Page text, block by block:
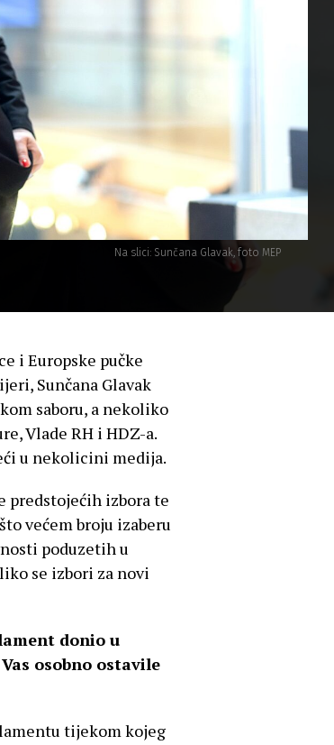
Na slici: Sunčana Glavak, foto MEP
i Europske pučke
Sunčana Glavak
saboru, a nekoliko
Vlade RH i HDZ-a.
u nekolicini medija.
predstojećih izbora te
većem broju izaberu
poduzetih u
se izbori za novi
donio u
osobno ostavile
tijekom kojeg